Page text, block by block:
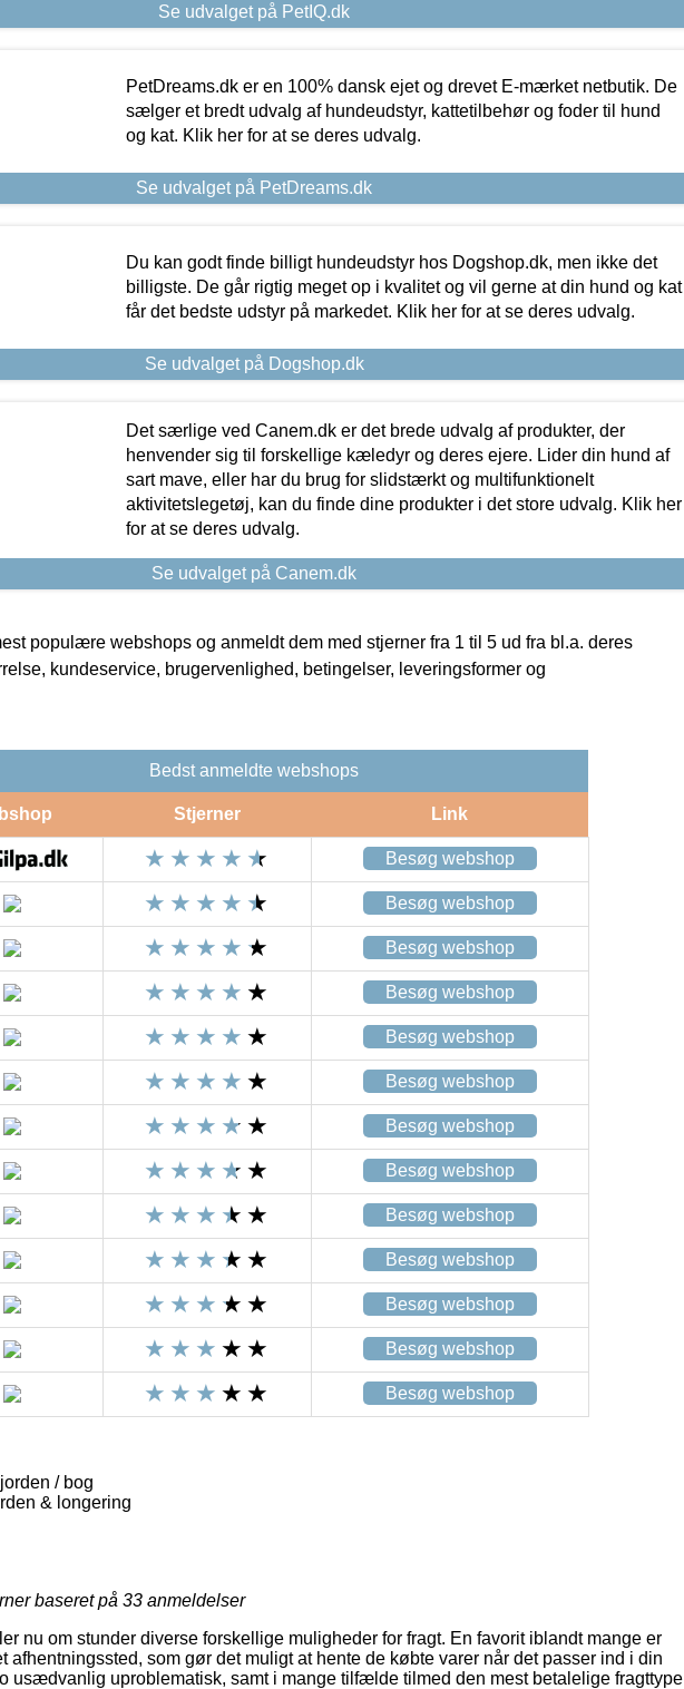
Se udvalget på PetIQ.dk
PetDreams.dk er en 100% dansk ejet og drevet E-mærket netbutik. De
sælger et bredt udvalg af hundeudstyr, kattetilbehør og foder til hund
og kat. Klik her for at se deres udvalg.
Se udvalget på PetDreams.dk
Du kan godt finde billigt hundeudstyr hos Dogshop.dk, men ikke det
billigste. De går rigtig meget op i kvalitet og vil gerne at din hund og kat
får det bedste udstyr på markedet. Klik her for at se deres udvalg.
Se udvalget på Dogshop.dk
Det særlige ved Canem.dk er det brede udvalg af produkter, der
henvender sig til forskellige kæledyr og deres ejere. Lider din hund af
sart mave, eller har du brug for slidstærkt og multifunktionelt
aktivitetslegetøj, kan du finde dine produkter i det store udvalg. Klik her
for at se deres udvalg.
Se udvalget på Canem.dk
populære webshops og anmeldt dem med stjerner fra 1 til 5 ud fra bl.a. deres
kundeservice, brugervenlighed, betingelser, leveringsformer og
Bedst anmeldte webshops
Stjerner Link
Besøg webshop
Besøg webshop
Besøg webshop
Besøg webshop
Besøg webshop
Besøg webshop
Besøg webshop
Besøg webshop
Besøg webshop
Besøg webshop
Besøg webshop
Besøg webshop
Besøg webshop
/ bog
& longering
baseret på 33 anmeldelser
nu om stunder diverse forskellige muligheder for fragt. En favorit iblandt mange er
afhentningssted, som gør det muligt at hente de købte varer når det passer ind i din
usædvanlig uproblematisk, samt i mange tilfælde tilmed den mest betalelige fragttype